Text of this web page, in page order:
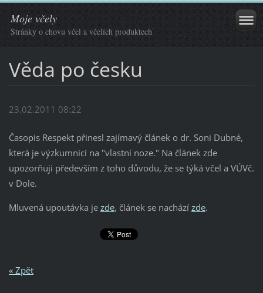
Moje včely
Stránky o chovu včel a včelích produktech
Věda po česku
23.02.2011 08:22
Časopis Respekt přinesl zajímavý článek o dr. Soni Dubné,
která je výzkumnicí na "vlastní noze." Na článek zde
upozorňuji především z toho důvodu, že se týká včel a VÚVč.
v Dole.
Mluvená upoutávka je zde, článek se nachází zde.
« Zpět